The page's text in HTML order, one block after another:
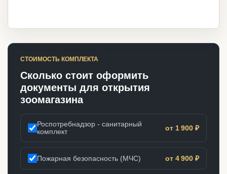
СТОИМОСТЬ КОМПЛЕКТА
Сколько стоит оформить
документы для открытия
зоомагазина
Роспотребнадзор - санитарный
комплект
от 1 900 ₽
Пожарная безопасность (МЧС) от 4 900 ₽